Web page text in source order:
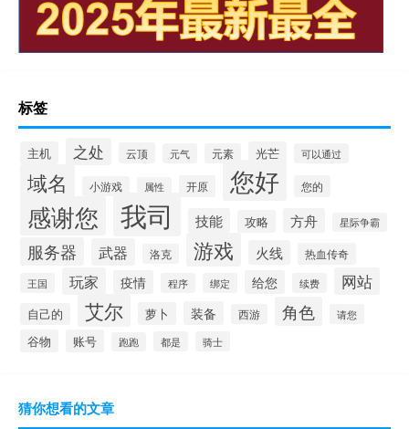
标签
主机 之处 云顶 元气 元素 光芒 可以通过
域名 小游戏 属性 开原 您好 您的
感谢您 我司 技能 攻略 方舟 星际争霸
服务器 武器 洛克 游戏 火线 热血传奇
王国 玩家 疫情 程序 绑定 给您 续费 网站
自己的 艾尔 萝卜 装备 西游 角色 请您
谷物 账号 跑跑 都是 骑士
猜你想看的文章